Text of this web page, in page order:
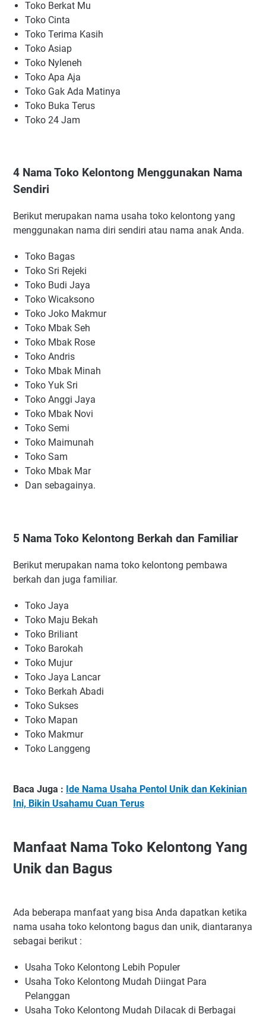
Toko Berkat Mu
Toko Cinta
Toko Terima Kasih
Toko Asiap
Toko Nyleneh
Toko Apa Aja
Toko Gak Ada Matinya
Toko Buka Terus
Toko 24 Jam
4 Nama Toko Kelontong Menggunakan Nama
Sendiri
Berikut merupakan nama usaha toko kelontong yang
menggunakan nama diri sendiri atau nama anak Anda.
Toko Bagas
Toko Sri Rejeki
Toko Budi Jaya
Toko Wicaksono
Toko Joko Makmur
Toko Mbak Seh
Toko Mbak Rose
Toko Andris
Toko Mbak Minah
Toko Yuk Sri
Toko Anggi Jaya
Toko Mbak Novi
Toko Semi
Toko Maimunah
Toko Sam
Toko Mbak Mar
Dan sebagainya.
5 Nama Toko Kelontong Berkah dan Familiar
Berikut merupakan nama toko kelontong pembawa
berkah dan juga familiar.
Toko Jaya
Toko Maju Bekah
Toko Briliant
Toko Barokah
Toko Mujur
Toko Jaya Lancar
Toko Berkah Abadi
Toko Sukses
Toko Mapan
Toko Makmur
Toko Langgeng
Baca Juga : Ide Nama Usaha Pentol Unik dan Kekinian
Ini, Bikin Usahamu Cuan Terus
Manfaat Nama Toko Kelontong Yang
Unik dan Bagus
Ada beberapa manfaat yang bisa Anda dapatkan ketika
nama usaha toko kelontong bagus dan unik, diantaranya
sebagai berikut :
Usaha Toko Kelontong Lebih Populer
Usaha Toko Kelontong Mudah Diingat Para
Pelanggan
Usaha Toko Kelontong Mudah Dilacak di Berbagai